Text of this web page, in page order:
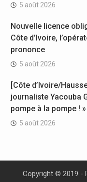
5 août 2026
Nouvelle licence
Côte d’Ivoire,
prononce
5 août 2026
[Côte d’Ivoire/
journaliste Yacouba
pompe à la pompe ! »
5 août 2026
Copyright © 2019 -